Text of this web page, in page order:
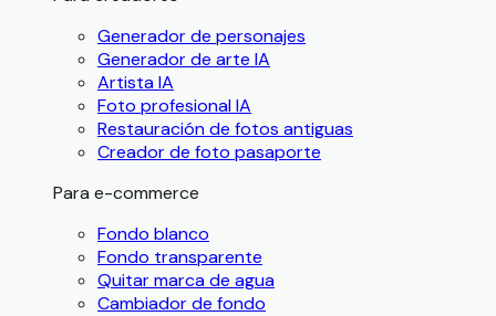
Generador de personajes
Generador de arte IA
Artista IA
Foto profesional IA
Restauración de fotos antiguas
Creador de foto pasaporte
Para e-commerce
Fondo blanco
Fondo transparente
Quitar marca de agua
Cambiador de fondo